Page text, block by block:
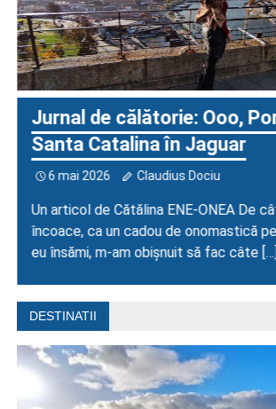
Jurnal de călătorie: Ooo,
Santa Catalina în Jaguar
6 mai 2026 Claudius Dociu
Un articol de Cătălina ENE-ONEA De
încoace, ca un cadou de onomastică
eu însămi, m-am obișnuit să fac câte […]
DESTINATII